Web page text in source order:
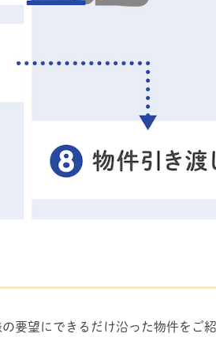
要望にできるだけ沿った物件をご